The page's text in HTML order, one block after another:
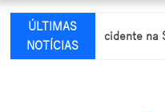
ÚLTIMAS
NOTÍCIAS
feridas em acidente na SP-